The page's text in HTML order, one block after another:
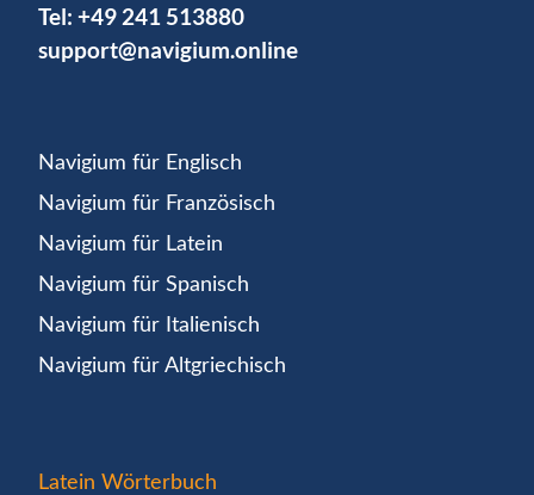
Tel: +49 241 513880
support@navigium.online
Navigium für Englisch
Navigium für Französisch
Navigium für Latein
Navigium für Spanisch
Navigium für Italienisch
Navigium für Altgriechisch
Latein Wörterbuch